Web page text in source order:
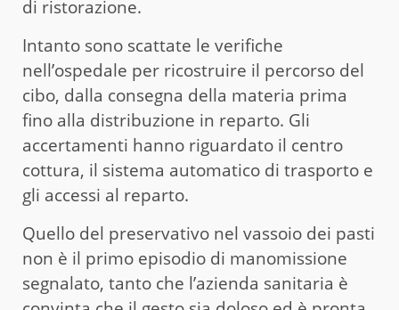
di ristorazione.
Intanto sono scattate le verifiche
nell’ospedale per ricostruire il percorso del
cibo, dalla consegna della materia prima
fino alla distribuzione in reparto. Gli
accertamenti hanno riguardato il centro
cottura, il sistema automatico di trasporto e
gli accessi al reparto.
Quello del preservativo nel vassoio dei pasti
non è il primo episodio di manomissione
segnalato, tanto che l’azienda sanitaria è